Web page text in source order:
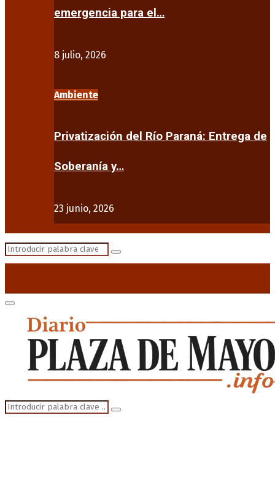
emergencia para el…
8 julio, 2026
Ambiente
Privatización del Río Paraná: Entrega de
Soberanía y…
23 junio, 2026
Search
Search
Primary
Menu
Search
for:
Search